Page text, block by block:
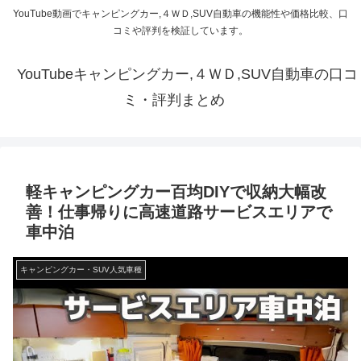
YouTube動画でキャンピングカー,４ＷＤ,SUV自動車の機能性や価格比較、口
コミや評判を検証しています。
YouTubeキャンピングカー,４ＷＤ,SUV自動車の口コ
ミ・評判まとめ
軽キャンピングカー百均DIYで収納大幅改
善！仕事帰りに高速道路サービスエリアで
車中泊
キャンピングカー・SUV人気車種